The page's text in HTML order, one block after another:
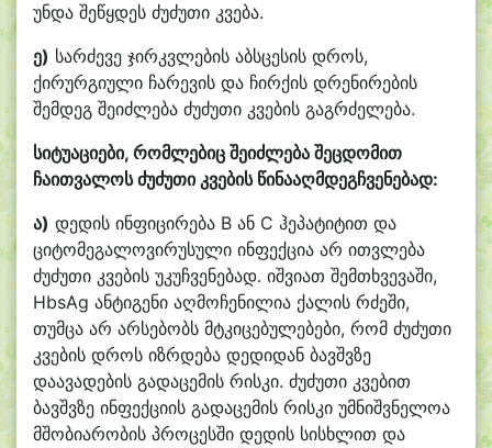
უნდა შეწყდეს ძუძუთი კვება.
ე) სარძევე ჯირკვლების აბსცესის დროს,
ქირურგიული ჩარევის და ჩირქის დრენირების
შემდეგ შეიძლება ძუძუთი კვების გაგრძელება.
სიტუაციები, რომლებიც შეიძლება შეცდომით
ჩაითვალოს ძუძუთი კვების წინააღმდეგჩვენებად:
ა) დედის ინფიცირება B ან C ჰეპატიტით და
ციტომეგალოვირუსული ინფექცია არ ითვლება
ძუძუთი კვების უკუჩვენებად. იშვიათ შემთხვევაში,
HbsAg ანტიგენი აღმოჩენილია ქალის რძეში,
თუმცა არ არსებობს მტკიცებულებები, რომ ძუძუთი
კვების დროს იზრდება დედიდან ბავშვზე
დაავადების გადაცემის რისკი. ძუძუთი კვებით
ბავშვზე ინფექციის გადაცემის რისკი უმნიშვნელოა
მშობიარობის პროცესში დედის სისხლით და